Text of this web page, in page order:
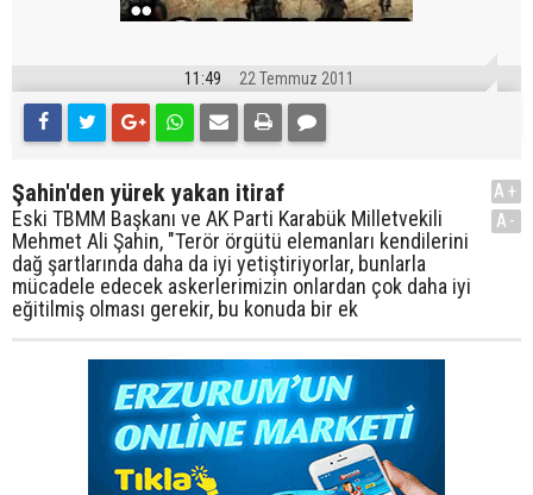
11:49 22 Temmuz 2011
Şahin'den yürek yakan itiraf
Eski TBMM Başkanı ve AK Parti Karabük Milletvekili
Mehmet Ali Şahin, "Terör örgütü elemanları kendilerini
dağ şartlarında daha da iyi yetiştiriyorlar, bunlarla
mücadele edecek askerlerimizin onlardan çok daha iyi
eğitilmiş olması gerekir, bu konuda bir ek
A+
A-